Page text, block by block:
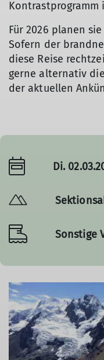
Kontrastprogramm
Für 2026 planen
Sofern der
diese Reise
gerne alternativ
der aktuellen
Di.
Sonstige